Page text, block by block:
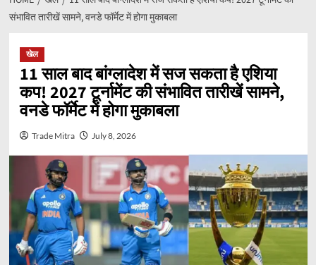
संभावित तारीखें सामने, वनडे फॉर्मेट में होगा मुकाबला
खेल
11 साल बाद बांग्लादेश में सज सकता है एशिया
कप! 2027 टूर्नामेंट की संभावित तारीखें सामने,
वनडे फॉर्मेट में होगा मुकाबला
Trade Mitra July 8, 2026